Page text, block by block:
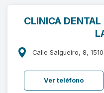
Software
¿Eres
CLINICA
Calle Salgueiro, 8,
Ver teléfono